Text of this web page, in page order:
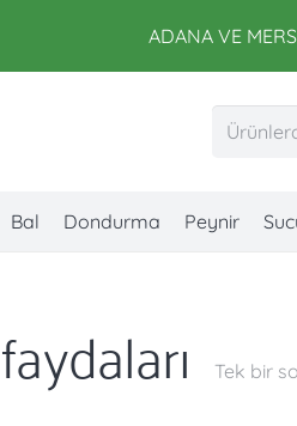
ADANA VE
Bal Dondurma Peynir
Tek bir